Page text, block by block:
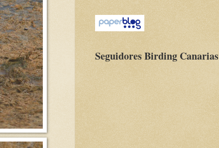
Seguidores Birding Canarias